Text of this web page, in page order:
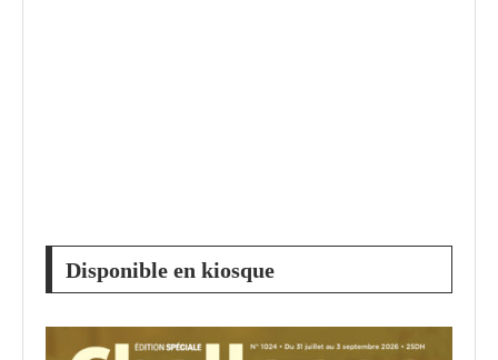
Disponible en kiosque